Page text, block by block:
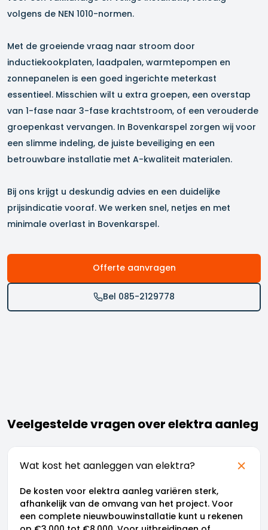
volgens de NEN 1010-normen.
Met de groeiende vraag naar stroom door
inductiekookplaten, laadpalen, warmtepompen en
zonnepanelen is een goed ingerichte meterkast
essentieel. Misschien wilt u extra groepen, een overstap
van 1-fase naar 3-fase krachtstroom, of een verouderde
groepenkast vervangen. In Bovenkarspel zorgen wij voor
een slimme indeling, de juiste beveiliging en een
betrouwbare installatie met A-kwaliteit materialen.
Bij ons krijgt u deskundig advies en een duidelijke
prijsindicatie vooraf. We werken snel, netjes en met
minimale overlast in Bovenkarspel.
Offerte aanvragen
Bel 085-2129778
Veelgestelde vragen over elektra aanleg
Wat kost het aanleggen van elektra?
De kosten voor elektra aanleg variëren sterk,
afhankelijk van de omvang van het project. Voor
een complete nieuwbouwinstallatie kunt u rekenen